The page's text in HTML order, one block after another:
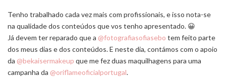
Tenho trabalhado cada vez mais com profissionais, e isso nota-se
na qualidade dos conteúdos que vos tenho apresentado. 😀
Já devem ter reparado que a @fotografiasofiasebo tem feito parte
dos meus dias e dos conteúdos. E neste dia, contámos com o apoio
da @bekaisermakeup que me fez duas maquilhagens para uma
campanha da @oriflameoficialportugal.